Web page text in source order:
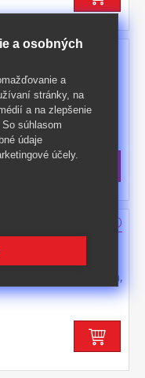
+ 4 stoličky
a 4 jedálenské
stoličky materiál
prevedenie dub
vlis drevenej
(š/h/v) 92 × 92 × 76
h/v) 43 × 49 × 107
DORADO
EL DORADO
farebné
lakované čírym lakom,
súčasť zostavy EL
a osobných
a
stránky, na
a na zlepšenie
súhlasom
údaje
účely.